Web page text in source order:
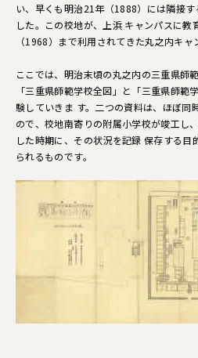
い、早くも明治21年（1888）には隣接
した。この校地が、上浜 キャンパスに
（1968）まで利用されてきた丸之内キャ
ここでは、明治末頃の丸之内の三重県師
「三重県師範学校全図」と「三重県師
験していきま す。二つの資料は、ほぼ同
ので、校地南寄りの附属小学校が竣工し
した時期に、その状況を記録 保存する
られるものです。